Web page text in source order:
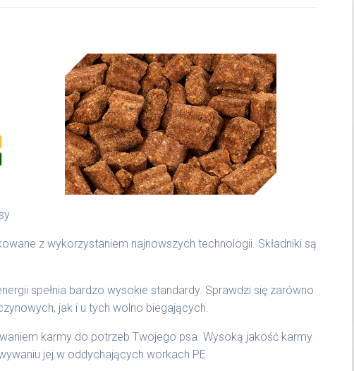
z wykorzystaniem najnowszych technologii. Składniki są
spełnia bardzo wysokie standardy. Sprawdzi się zarówno
jak i u tych wolno biegających.
karmy do potrzeb Twojego psa. Wysoką jakość karmy
jej w oddychających workach PE.